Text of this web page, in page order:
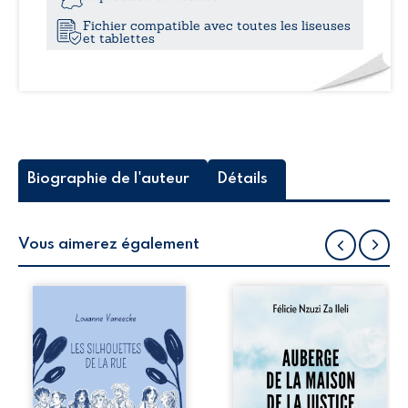
âme
De
Fichier compatible avec toutes les liseuses
et tablettes
Biographie de l'auteur Détails
Vous aimerez également
la rue donne la
parole à six
personnages
ordinaires,
traversés par des
pensées, des
Auberge de la
récit-témoignage
consacré au
parcours
exemplaire de